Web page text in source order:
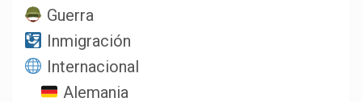
Guerra
Inmigración
Internacional
Alemania